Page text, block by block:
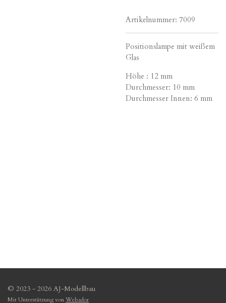
Artikelnummer: 7009
Positionslampe mit weißem
Glas
Höhe : 12 mm
Durchmesser: 10 mm
Durchmesser Innen: 6 mm
© 2023 - 2026 AJ-Modellbau
Mit Unterstützung vonWebador